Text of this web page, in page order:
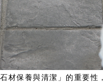
材保養與清潔」的重要性